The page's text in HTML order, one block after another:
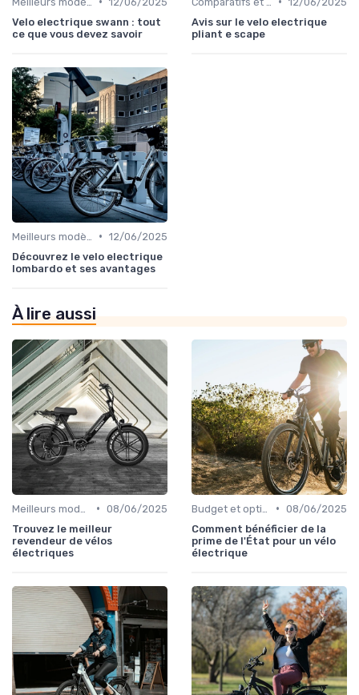
Velo electrique swann : tout
ce que vous devez savoir
Avis sur le velo electrique
pliant e scape
• 12/06/2025
Découvrez le velo electrique
lombardo et ses avantages
À lire aussi
• 08/06/2025
Trouvez le meilleur
revendeur de vélos
électriques
• 08/06/2025
Comment bénéficier de la
prime de l'État pour un vélo
électrique